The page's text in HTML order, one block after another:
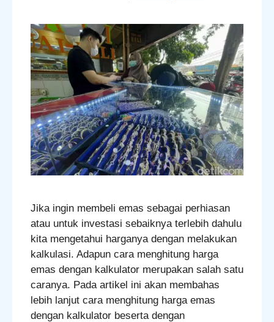
Jika ingin membeli emas sebagai perhiasan
atau untuk investasi sebaiknya terlebih dahulu
kita mengetahui harganya dengan melakukan
kalkulasi. Adapun cara menghitung harga
emas dengan kalkulator merupakan salah satu
caranya. Pada artikel ini akan membahas
lebih lanjut cara menghitung harga emas
dengan kalkulator beserta dengan